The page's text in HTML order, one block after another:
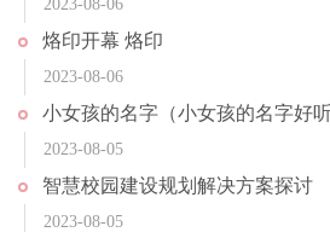
2023-08-06
烙印开幕 烙印
2023-08-06
小女孩的名字（小女孩的名字好听
2023-08-05
智慧校园建设规划解决方案探讨
2023-08-05